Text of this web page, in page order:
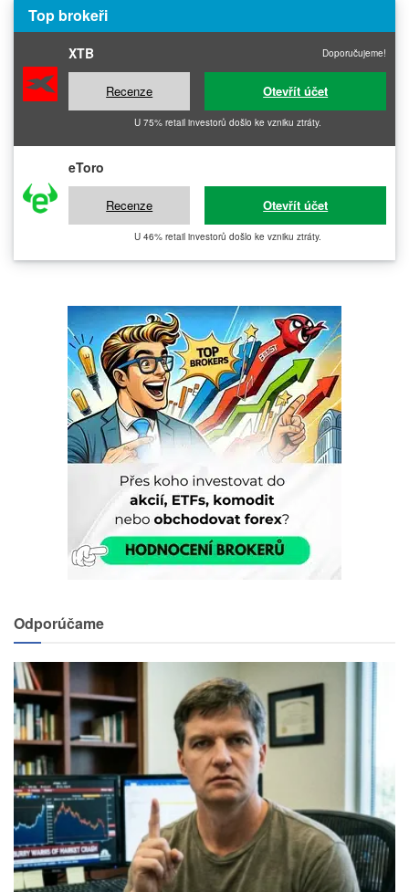
Top brokeři
XTB Doporučujeme!
Recenze Otevřít účet
U 75% retail investorů došlo ke vzniku ztráty.
eToro
Recenze Otevřít účet
U 46% retail investorů došlo ke vzniku ztráty.
Odporúčame